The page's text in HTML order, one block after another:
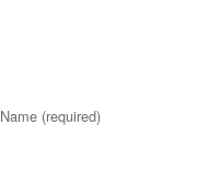
Name (required)